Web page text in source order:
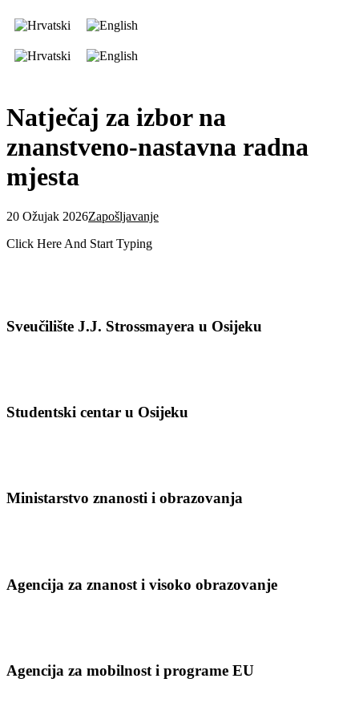
Natječaj za izbor na
znanstveno-nastavna radna
mjesta
20 Ožujak 2026Zapošljavanje
Click Here And Start Typing
Sveučilište J.J. Strossmayera u Osijeku
Studentski centar u Osijeku
Ministarstvo znanosti i obrazovanja
Agencija za znanost i visoko obrazovanje
Agencija za mobilnost i programe EU